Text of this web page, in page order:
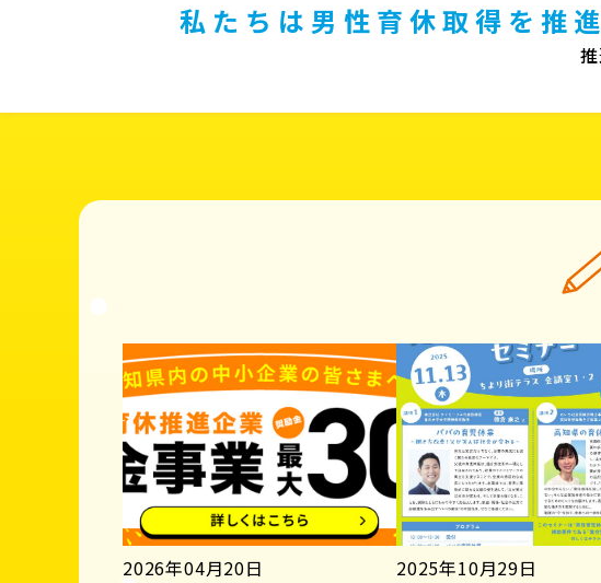
私たちは男性育休取得を推
2026年04月20日
2025年10月29日